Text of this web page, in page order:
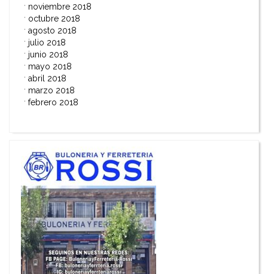
noviembre 2018
octubre 2018
agosto 2018
julio 2018
junio 2018
mayo 2018
abril 2018
marzo 2018
febrero 2018